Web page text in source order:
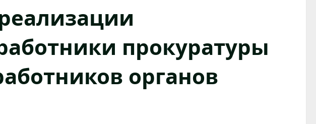
прокуратуры
органов